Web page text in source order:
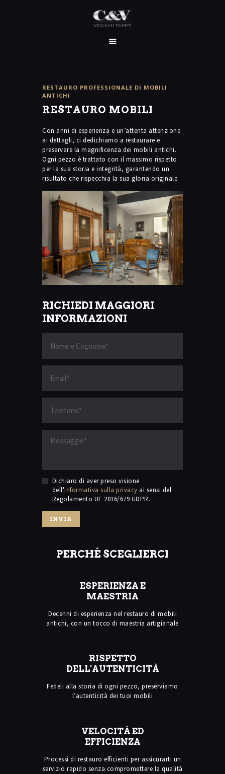
SERVIZI
I NOSTRI LAVORI
CONTATTI
RESTAURO PROFESSIONALE DI MOBILI
ANTICHI
RESTAURO MOBILI
Con anni di esperienza e un’attenta attenzione
ai dettagli, ci dedichiamo a restaurare e
preservare la magnificenza dei mobili antichi.
Ogni pezzo è trattato con il massimo rispetto
per la sua storia e integrità, garantendo un
risultato che rispecchia la sua gloria originale.
RICHIEDI MAGGIORI
INFORMAZIONI
Dichiaro di aver preso visione
dell'informativa sulla privacy ai sensi del
Regolamento UE 2016/679 GDPR.
PERCHÉ SCEGLIERCI
ESPERIENZA E
MAESTRIA
Decenni di esperienza nel restauro di mobili
antichi, con un tocco di maestria artigianale
RISPETTO
DELL'AUTENTICITÀ
Fedeli alla storia di ogni pezzo, preserviamo
l’autenticità dei tuoi mobili
VELOCITÀ ED
EFFICIENZA
Processi di restauro efficienti per assicurarti un
servizio rapido senza compromettere la qualità